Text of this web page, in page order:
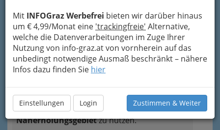
Mit INFOGraz Werbefrei bieten wir darüber hinaus
um € 4,99/Monat eine 'trackingfreie' Alternative,
welche die Datenverarbeitungen im Zuge Ihrer
Nutzung von info-graz.at von vornherein auf das
unbedingt notwendige Ausmaß beschränkt – nähere
Infos dazu finden Sie hier
Einstellungen Login Zustimmen & Weiter
Neugierig?
Die Infrastruktur in Graz ist stark
auf den motorisierten
Individualverkehr ausgelegt und nimmt vielen
Platz sich zu verwirklichen, sportlich oder
künstlerisch zu betätigen, den Raum
mitzugestalten oder ihn einfach als
Naherholungsgebietzu nutzen.